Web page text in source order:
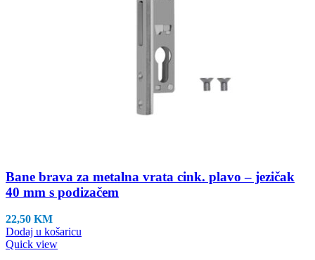
Bane brava za metalna vrata cink. plavo – jezičak
40 mm s podizačem
22,50 KM
Dodaj u košaricu
Quick view